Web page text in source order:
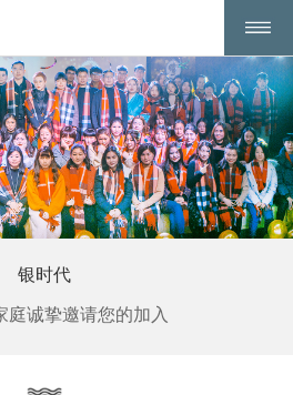
银时代
庭诚挚邀请您的加入